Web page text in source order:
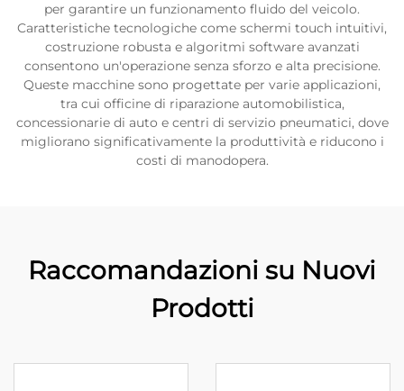
per garantire un funzionamento fluido del veicolo.
Caratteristiche tecnologiche come schermi touch intuitivi,
costruzione robusta e algoritmi software avanzati
consentono un'operazione senza sforzo e alta precisione.
Queste macchine sono progettate per varie applicazioni,
tra cui officine di riparazione automobilistica,
concessionarie di auto e centri di servizio pneumatici, dove
migliorano significativamente la produttività e riducono i
costi di manodopera.
Raccomandazioni su Nuovi
Prodotti